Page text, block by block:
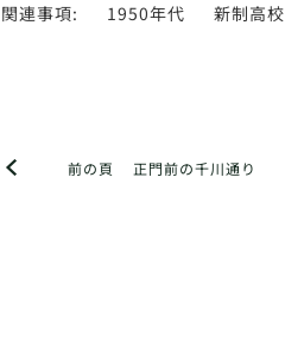
関連事項: 1950年代 新制高校
前の頁 正門前の千川通り